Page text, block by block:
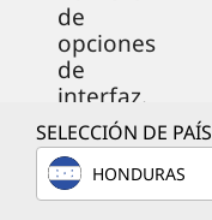
de
opciones
de
interfaz.
En lugar
de
simpleme
nte
SELECCIÓN DE PAÍS
HONDURAS